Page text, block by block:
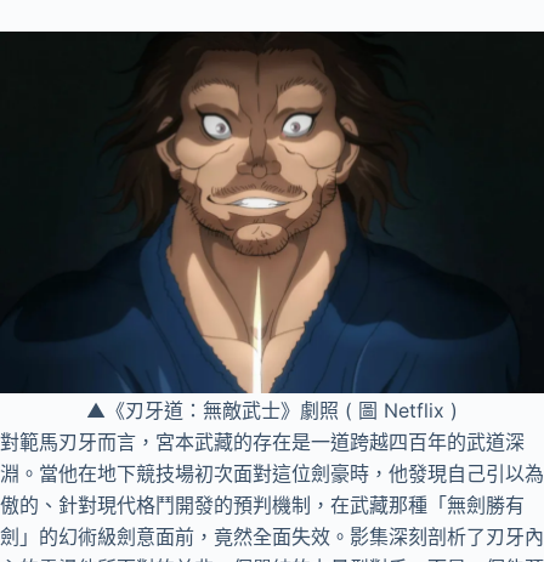
▲《刃牙道：無敵武士》劇照 ( 圖 Netflix )
對範馬刃牙而言，宮本武藏的存在是一道跨越四百年的武道深
淵。當他在地下競技場初次面對這位劍豪時，他發現自己引以為
傲的、針對現代格鬥開發的預判機制，在武藏那種「無劍勝有
劍」的幻術級劍意面前，竟然全面失效。影集深刻剖析了刃牙內